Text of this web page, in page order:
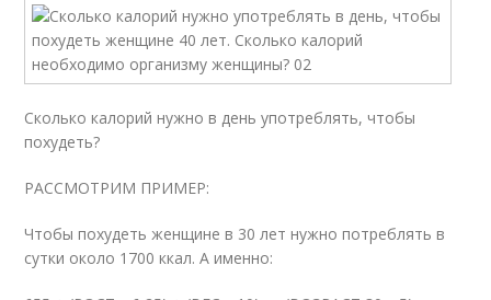
Сколько калорий нужно в день употреблять, чтобы
похудеть?
РАССМОТРИМ ПРИМЕР:
Чтобы похудеть женщине в 30 лет нужно потреблять в
сутки около 1700 ккал. А именно: